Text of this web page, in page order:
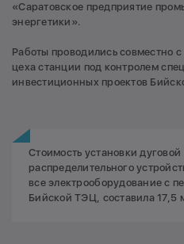
«Саратовское предприятие
энергетики».
Работы проводились совместно
цеха станции под контролем
инвестиционных проектов
Стоимость установки
распределительного
все электрооборудование с
Бийской ТЭЦ, составила 17,5